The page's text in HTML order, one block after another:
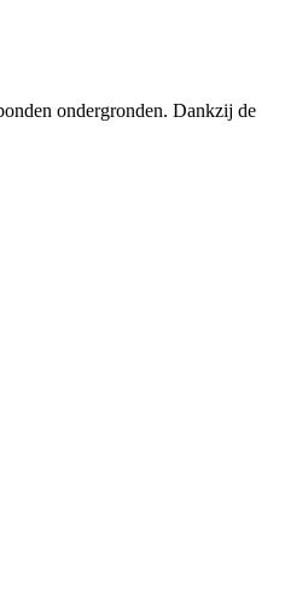
ondergronden. Dankzij de